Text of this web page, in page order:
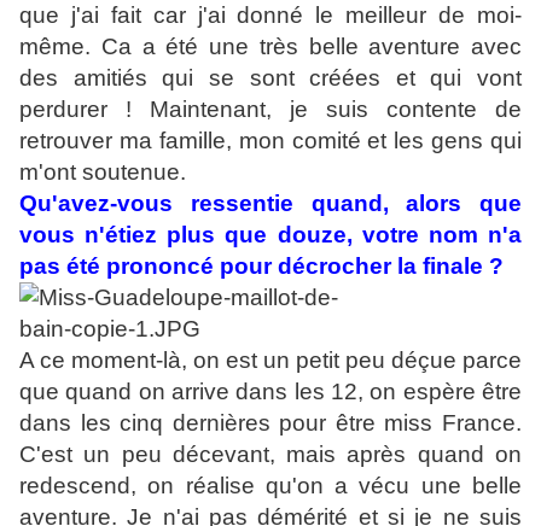
que j'ai fait car j'ai donné le meilleur de moi-
même. Ca a été une très belle aventure avec
des amitiés qui se sont créées et qui vont
perdurer ! Maintenant, je suis contente de
retrouver ma famille, mon comité et les gens qui
m'ont soutenue.
Qu'avez-vous ressentie quand, alors que
vous n'étiez plus que douze, votre nom n'a
pas été prononcé pour décrocher la finale ?
A ce moment-là, on est un petit peu déçue parce
que quand on arrive dans les 12, on espère être
dans les cinq dernières pour être miss France.
C'est un peu décevant, mais après quand on
redescend, on réalise qu'on a vécu une belle
aventure. Je n'ai pas démérité et si je ne suis